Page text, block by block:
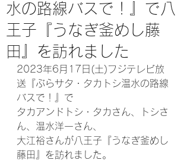
水の路線バスで！』で八
王子『うなぎ釜めし藤
田』を訪れました
2023年6月17日(土)フジテレビ放
送『ぶらサタ・タカトシ温水の路線
バスで！』で
タカアンドトシ・タカさん、トシさ
ん、温水洋一さん、
大江裕さんが八王子『うなぎ釜めし
藤田』を訪れました。